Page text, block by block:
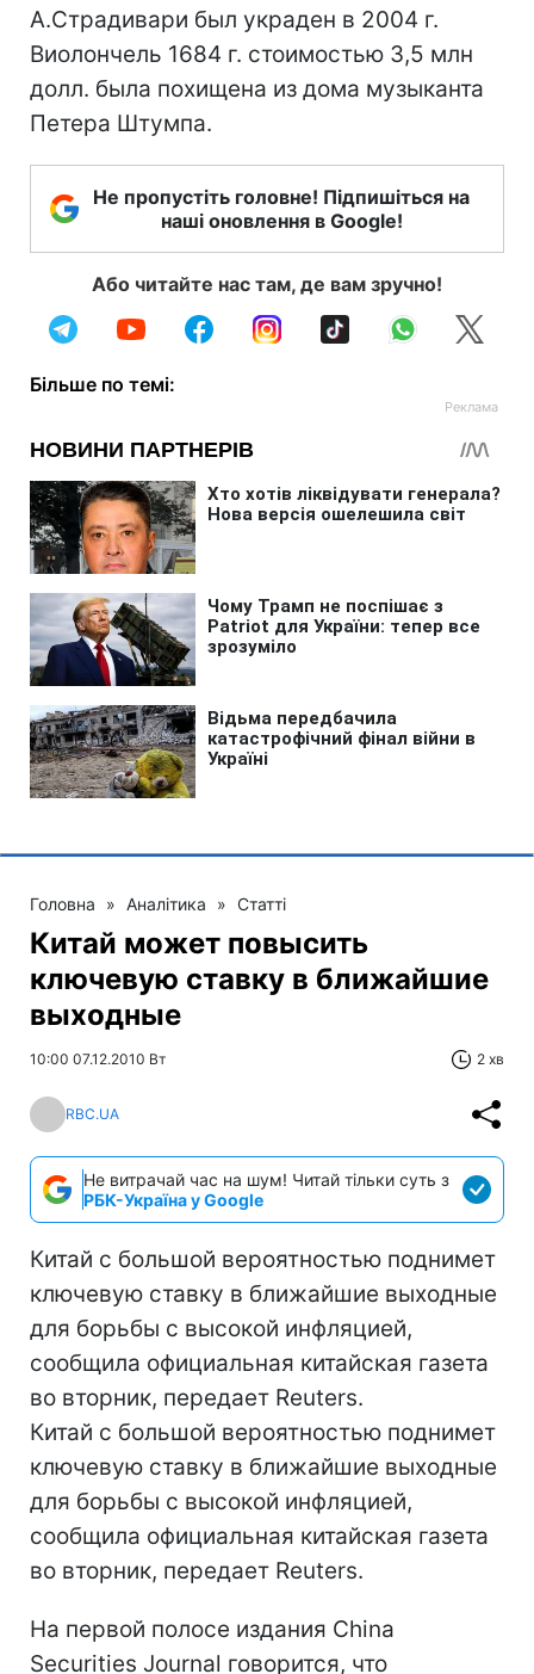
А.Страдивари был украден в 2004 г.
Виолончель 1684 г. стоимостью 3,5 млн
долл. была похищена из дома музыканта
Петера Штумпа.
Не пропустіть головне! Підпишіться на
наші оновлення в Google!
Або читайте нас там, де вам зручно!
Більше по темі:
Головна » Аналітика » Статті
Китай может повысить
ключевую ставку в ближайшие
выходные
10:00 07.12.2010 Вт 2 хв
RBC.UA
Не витрачай час на шум! Читай тільки суть з
РБК-Україна у Google
Китай с большой вероятностью поднимет
ключевую ставку в ближайшие выходные
для борьбы с высокой инфляцией,
сообщила официальная китайская газета
во вторник, передает Reuters.
Китай с большой вероятностью поднимет
ключевую ставку в ближайшие выходные
для борьбы с высокой инфляцией,
сообщила официальная китайская газета
во вторник, передает Reuters.
На первой полосе издания China
Securities Journal говорится, что